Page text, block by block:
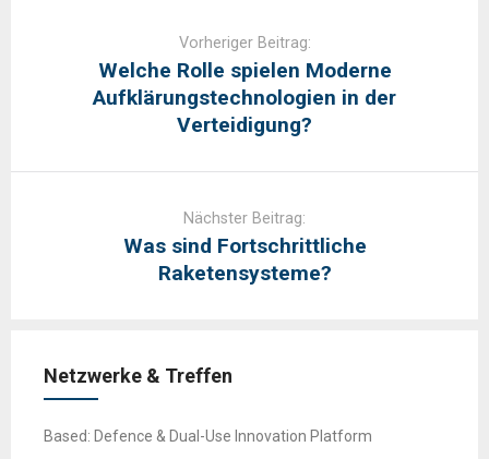
Vorheriger Beitrag:
Welche Rolle spielen Moderne
Aufklärungstechnologien in der
Verteidigung?
Nächster Beitrag:
Was sind Fortschrittliche
Raketensysteme?
Netzwerke & Treffen
Based: Defence & Dual-Use Innovation Platform